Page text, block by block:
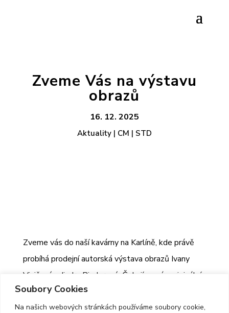
Soubory Cookies
Na našich webových stránkách používáme soubory cookie,
Zveme Vás na výstavu
obrazů
16. 12. 2025
Aktuality | CM | STD
Zveme vás do naší kavárny na Karlíně, kde právě
probíhá prodejní autorská výstava obrazů Ivany
Visičové a Jindry Binderové. Čekají na vás originální
obrazy plné emocí, přírody, zvířat i fantazie. Ideální
zastavení v předvánočním čase.